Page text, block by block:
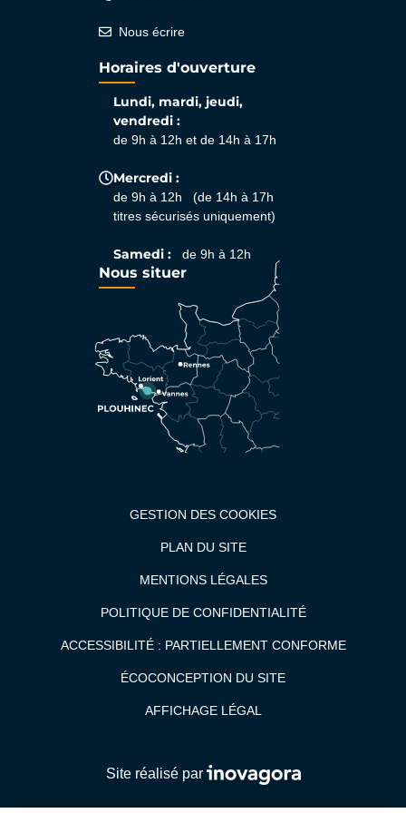
Nous écrire
Horaires d'ouverture
Lundi, mardi, jeudi,
vendredi :
de 9h à 12h et de 14h à 17h
Mercredi :
de 9h à 12h (de 14h à 17h
titres sécurisés uniquement)
Samedi : de 9h à 12h
Nous situer
GESTION DES COOKIES
PLAN DU SITE
MENTIONS LÉGALES
POLITIQUE DE CONFIDENTIALITÉ
ACCESSIBILITÉ : PARTIELLEMENT CONFORME
ÉCOCONCEPTION DU SITE
AFFICHAGE LÉGAL
Site réalisé par Inovagora (ouverture dans un